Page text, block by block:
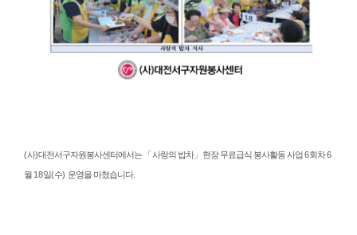
(사)대전서구자원봉사센터에서는 「사랑의 밥차」 현장 무료급식 봉사활동 사업6회차6
월 18일(수) 운영을 마쳤습니다.